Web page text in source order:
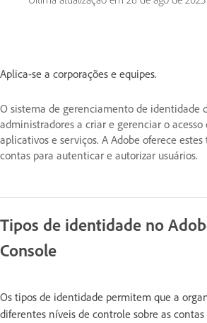
Aplica-se a corporações e equipes.
O sistema de gerenciamento de identidade
administradores a criar e gerenciar o acesso
aplicativos e serviços. A Adobe oferece
contas para autenticar e autorizar usuários.
Tipos de identidade no
Console
Os tipos de identidade permitem que a
diferentes níveis de controle sobre as contas